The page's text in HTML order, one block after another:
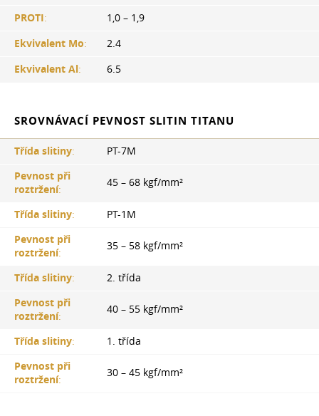
PROTI:
1,0 – 1,9
Ekvivalent Mo:
2.4
Ekvivalent Al: 6.5
SROVNÁVACÍ PEVNOST SLITIN TITANU
Třída slitiny:
PT-7M
Pevnost při
roztržení:
45 – 68 kgf/mm²
Třída slitiny:
PT-1M
Pevnost při
roztržení:
35 – 58 kgf/mm²
Třída slitiny:
2. třída
Pevnost při
roztržení:
40 – 55 kgf/mm²
Třída slitiny:
1. třída
Pevnost při
roztržení:
30 – 45 kgf/mm²